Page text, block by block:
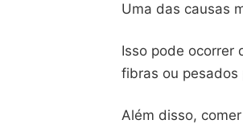
Uma das causas
Isso pode ocorrer
fibras ou pesados
Além disso,